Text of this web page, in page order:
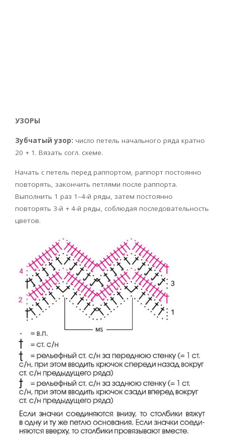
УЗОРЫ
Зубчатый узор: число петель начального ряда кратно
20 + 1. Вязать согл. схеме.
Начать с петель перед раппортом, раппорт постоянно
повторять, закончить петлями после раппорта.
Выполнить 1 раз 1–4-й ряды, затем постоянно
повторять 3-й + 4-й ряды, соблюдая последовательность
цветов.